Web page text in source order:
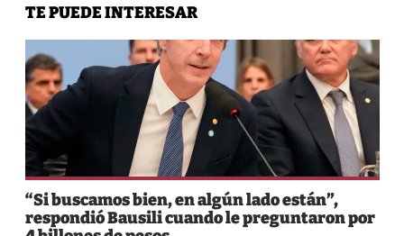
TE PUEDE INTERESAR
“Si buscamos bien, en algún lado están”,
respondió Bausili cuando le preguntaron por